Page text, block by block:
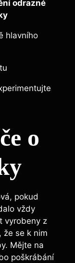
odrazné
hlavního⁢
o
pokud
vždy
vyrobeny‍ z
že⁤ se k nim⁣
Mějte na
poškrábání